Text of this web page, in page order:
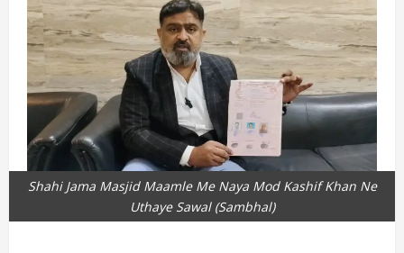
Shahi Jama Masjid Maamle Me Naya Mod Kashif Khan Ne
Uthaye Sawal (Sambhal)